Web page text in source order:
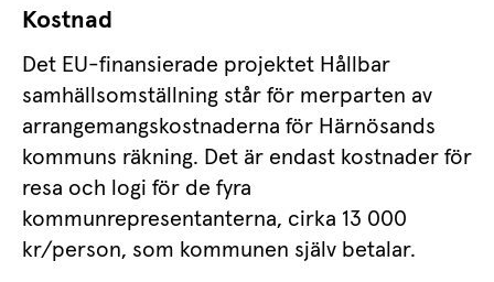
Kostnad
Det EU-finansierade projektet Hållbar
samhällsomställning står för merparten av
arrangemangskostnaderna för Härnösands
kommuns räkning. Det är endast kostnader för
resa och logi för de fyra
kommunrepresentanterna, cirka 13 000
kr/person, som kommunen själv betalar.